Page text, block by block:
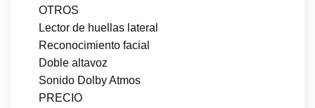
OTROS
Lector de huellas lateral
Reconocimiento facial
Doble altavoz
Sonido Dolby Atmos
PRECIO